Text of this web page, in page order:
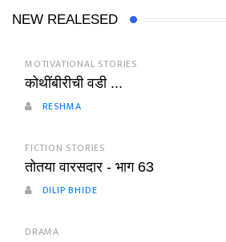
NEW REALESED
MOTIVATIONAL STORIES
कोथींबीरीची वडी ...
RESHMA
FICTION STORIES
तोतया वारसदार - भाग 63
DILIP BHIDE
DRAMA